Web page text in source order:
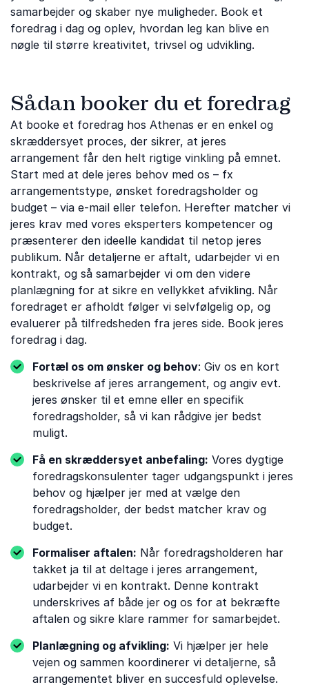
samarbejder og skaber nye muligheder. Book et
foredrag i dag og oplev, hvordan leg kan blive en
nøgle til større kreativitet, trivsel og udvikling.
Sådan booker du et foredrag
At booke et foredrag hos Athenas er en enkel og
skræddersyet proces, der sikrer, at jeres
arrangement får den helt rigtige vinkling på emnet.
Start med at dele jeres behov med os – fx
arrangementstype, ønsket foredragsholder og
budget – via e-mail eller telefon. Herefter matcher vi
jeres krav med vores eksperters kompetencer og
præsenterer den ideelle kandidat til netop jeres
publikum. Når detaljerne er aftalt, udarbejder vi en
kontrakt, og så samarbejder vi om den videre
planlægning for at sikre en vellykket afvikling. Når
foredraget er afholdt følger vi selvfølgelig op, og
evaluerer på tilfredsheden fra jeres side. Book jeres
foredrag i dag.
Fortæl os om ønsker og behov: Giv os en kort
beskrivelse af jeres arrangement, og angiv evt.
jeres ønsker til et emne eller en specifik
foredragsholder, så vi kan rådgive jer bedst
muligt.
Få en skræddersyet anbefaling: Vores dygtige
foredragskonsulenter tager udgangspunkt i jeres
behov og hjælper jer med at vælge den
foredragsholder, der bedst matcher krav og
budget.
Formaliser aftalen: Når foredragsholderen har
takket ja til at deltage i jeres arrangement,
udarbejder vi en kontrakt. Denne kontrakt
underskrives af både jer og os for at bekræfte
aftalen og sikre klare rammer for samarbejdet.
Planlægning og afvikling: Vi hjælper jer hele
vejen og sammen koordinerer vi detaljerne, så
arrangementet bliver en succesfuld oplevelse.